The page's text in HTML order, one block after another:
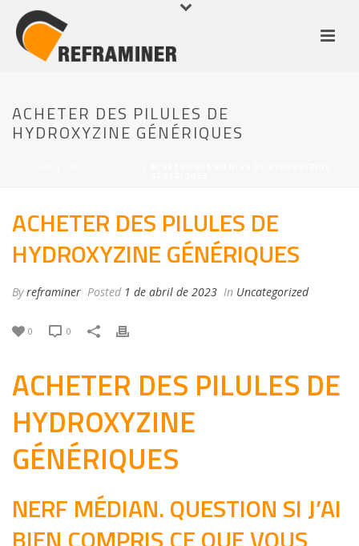
ACHETER DES PILULES DE
HYDROXYZINE GÉNÉRIQUES
ACHETER DES PILULES DE
HYDROXYZINE GÉNÉRIQUES
Byreframiner Posted 1 de abril de 2023 In Uncategorized
0 0
ACHETER DES PILULES DE
HYDROXYZINE
GÉNÉRIQUES
NERF MÉDIAN. QUESTION SI J’AI